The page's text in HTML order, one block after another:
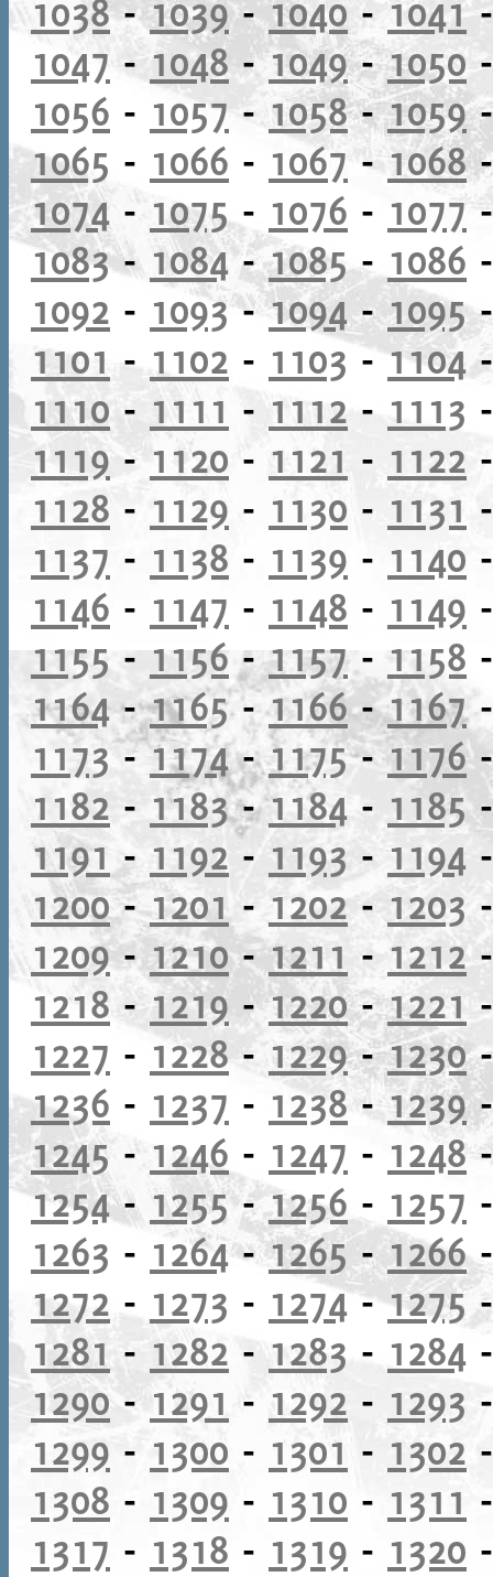
1038-1039-1040 -1041
1047 - 1048-1049-1050
1056 - 1057-1058-1059
1065 - 1066 - 1067-1068
1074 - 1075- 1076 - 1077
1083- 1084-1085- 1086
1092 - 1093-1094-1095
1101 - 1102 - 1103-1104
1110- 1111 - 1112 - 1113
1119-1120 - 1121 - 1122
1128 - 1129 - 1130 - 1131
1137 - 1138 - 1139 - 1140
1146 - 1147 - 1148 - 1149
1155 - 1156 -1157- 1158
1164-1165-1166-1167
1173-1174-1175-1176
1182 - 1183-1184 - 1185
1191 -1192 - 1193 - 1194
1200-1201 - 1202- 1203
1209-1210-1211 -1212
1218 -1219 -1220-1221
1227 - 1228-1229-1230
1236 - 1237 - 1238-1239
1245- 1246 - 1247 - 1248
1254- 1255-1256 - 1257
1263 - 1264-1265- 1266
1272 - 1273 - 1274-1275
1281 - 1282 - 1283 - 1284
1290- 1291 - 1292 - 1293
1299 - 1300 - 1301 - 1302
1308 - 1309 - 1310 - 1311
1317 - 1318 - 1319 - 1320